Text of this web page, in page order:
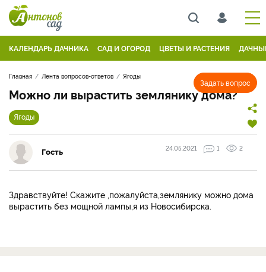
КАЛЕНДАРЬ ДАЧНИКА САД И ОГОРОД ЦВЕТЫ И РАСТЕНИЯ
Задать вопрос
Главная Лента вопросов-ответов Ягоды
Можно ли вырастить землянику дома?
Ягоды
Гость 24.05.2021 1 2
Здравствуйте! Скажите ,пожалуйста,землянику можно дома
вырастить без мощной лампы,я из Новосибирска.